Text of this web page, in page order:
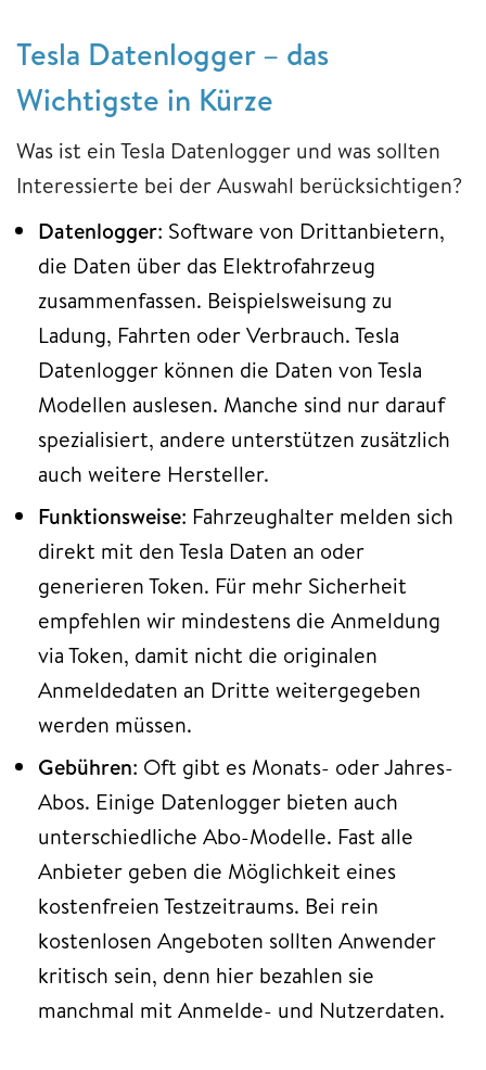
Tesla Datenlogger – das
Wichtigste in Kürze
Was ist ein Tesla Datenlogger und was sollten
Interessierte bei der Auswahl berücksichtigen?
Datenlogger: Software von Drittanbietern,
die Daten über das Elektrofahrzeug
zusammenfassen. Beispielsweisung zu
Ladung, Fahrten oder Verbrauch. Tesla
Datenlogger können die Daten von Tesla
Modellen auslesen. Manche sind nur darauf
spezialisiert, andere unterstützen zusätzlich
auch weitere Hersteller.
Funktionsweise: Fahrzeughalter melden sich
direkt mit den Tesla Daten an oder
generieren Token. Für mehr Sicherheit
empfehlen wir mindestens die Anmeldung
via Token, damit nicht die originalen
Anmeldedaten an Dritte weitergegeben
werden müssen.
Gebühren: Oft gibt es Monats- oder Jahres-
Abos. Einige Datenlogger bieten auch
unterschiedliche Abo-Modelle. Fast alle
Anbieter geben die Möglichkeit eines
kostenfreien Testzeitraums. Bei rein
kostenlosen Angeboten sollten Anwender
kritisch sein, denn hier bezahlen sie
manchmal mit Anmelde- und Nutzerdaten.